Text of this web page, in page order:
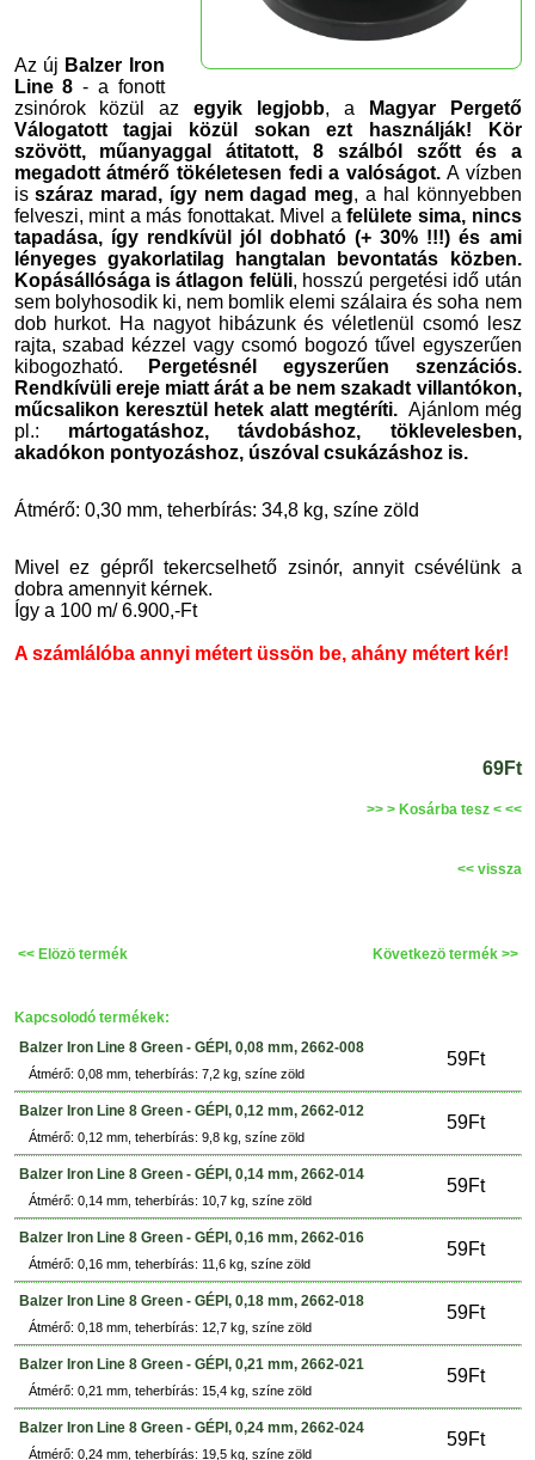
Az új Balzer Iron
Line 8 - a fonott
zsinórok közül azegyik legjobb, a
Magyar Pergető
Válogatott tagjai közül sokan ezt használják!
Kör
szövött, műanyaggal átitatott, 8 szálból szőtt és a
megadott átmérő tökéletesen fedi a valóságot. A vízben
isszáraz marad, így nem dagad meg, a hal könnyebben
felveszi, mint a más fonottakat. Mivel afelülete sima, nincs
tapadása, így rendkívül jól dobható (+ 30% !!!) és ami
lényeges gyakorlatilag hangtalan bevontatás közben.
Kopásállósága is átlagon felüli, hosszú pergetési idő után
sem bolyhosodik ki, nem bomlik elemi szálaira és soha nem
dob hurkot. Ha nagyot hibázunk és véletlenül csomó lesz
rajta, szabad kézzel vagy csomó bogozó tűvel egyszerűen
kibogozható.
Pergetésnél egyszerűen szenzációs.
Rendkívüli ereje miatt árát a be nem szakadt villantókon,
műcsalikon keresztül hetek alatt megtéríti. Ajánlom még
pl.: mártogatáshoz, távdobáshoz, töklevelesben,
akadókon pontyozáshoz, úszóval csukázáshoz is.
Átmérő: 0,30 mm, teherbírás: 34,8 kg, színe zöld
Mivel ez gépről tekercselhető zsinór, annyit csévélünk a
dobra amennyit kérnek.
Így a 100 m/ 6.900,-Ft
A számlálóba annyi métert üssön be, ahány métert kér!
69Ft
>> > Kosárba tesz < <<
<< vissza
<< Elözö termék Következö termék >>
Kapcsolodó termékek:
Balzer Iron Line 8 Green - GÉPI, 0,08 mm, 2662-008
59Ft
Átmérő: 0,08 mm, teherbírás: 7,2 kg, színe zöld
Balzer Iron Line 8 Green - GÉPI, 0,12 mm, 2662-012
59Ft
Átmérő: 0,12 mm, teherbírás: 9,8 kg, színe zöld
Balzer Iron Line 8 Green - GÉPI, 0,14 mm, 2662-014
59Ft
Átmérő: 0,14 mm, teherbírás: 10,7 kg, színe zöld
Balzer Iron Line 8 Green - GÉPI, 0,16 mm, 2662-016
59Ft
Átmérő: 0,16 mm, teherbírás: 11,6 kg, színe zöld
Balzer Iron Line 8 Green - GÉPI, 0,18 mm, 2662-018
59Ft
Átmérő: 0,18 mm, teherbírás: 12,7 kg, színe zöld
Balzer Iron Line 8 Green - GÉPI, 0,21 mm, 2662-021
59Ft
Átmérő: 0,21 mm, teherbírás: 15,4 kg, színe zöld
Balzer Iron Line 8 Green - GÉPI, 0,24 mm, 2662-024
59Ft
Átmérő: 0,24 mm, teherbírás: 19,5 kg, színe zöld